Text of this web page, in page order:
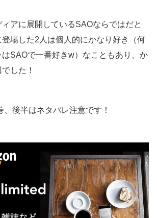
アに展開しているSAOならではだと
場した2人は個人的にかなり好き（何
SAOで一番好きw）なこともあり、か
した！
、後半はネタバレ注意です！